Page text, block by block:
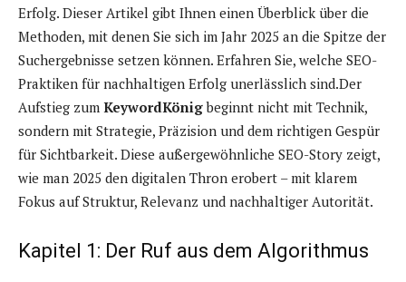
Erfolg. Dieser Artikel gibt Ihnen einen Überblick über die
Methoden, mit denen Sie sich im Jahr 2025 an die Spitze der
Suchergebnisse setzen können. Erfahren Sie, welche SEO-
Praktiken für nachhaltigen Erfolg unerlässlich sind.Der
Aufstieg zum KeywordKönigbeginnt nicht mit Technik,
sondern mit Strategie, Präzision und dem richtigen Gespür
für Sichtbarkeit. Diese außergewöhnliche SEO-Story zeigt,
wie man 2025 den digitalen Thron erobert – mit klarem
Fokus auf Struktur, Relevanz und nachhaltiger Autorität.
Kapitel 1: Der Ruf aus dem Algorithmus